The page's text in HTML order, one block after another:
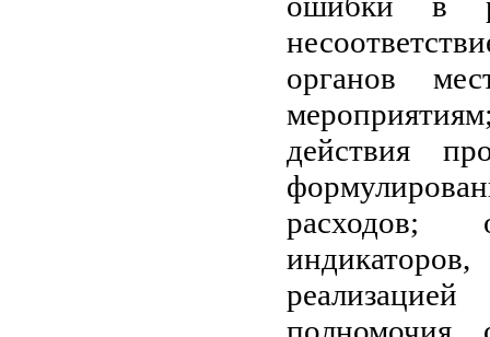
органов
действия
расходов;